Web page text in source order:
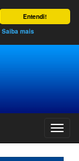
Entendi!
Saiba mais